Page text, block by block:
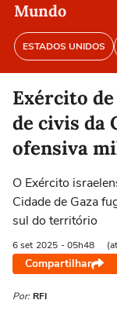
Mundo
ESTADOS UNIDOS
Exército
de civis da
ofensiva
O Exército
Cidade de Gaza
sul do território
6 set 2025 - 05h48
Compartilhar
Por: RFI